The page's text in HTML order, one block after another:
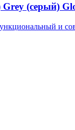
Grey (серый)
и